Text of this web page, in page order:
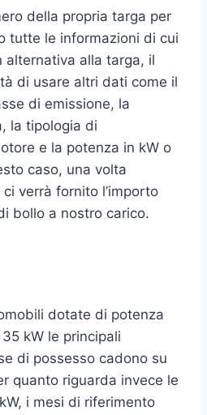
della propria targa per
tutte le informazioni di cui
alternativa alla targa, il
di usare altri dati come il
di emissione, la
la tipologia di
e la potenza in kW o
caso, una volta
verrà fornito l’importo
bollo a nostro carico.
dotate di potenza
kW le principali
di possesso cadono su
quanto riguarda invece le
i mesi di riferimento